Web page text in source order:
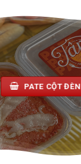
PATE CỘT ĐÈN